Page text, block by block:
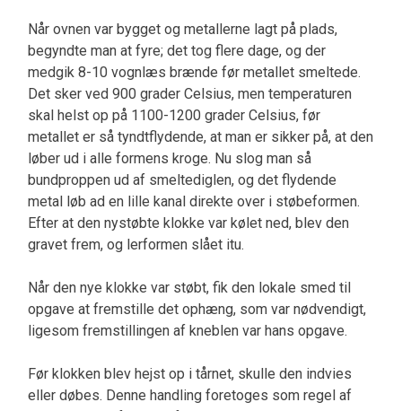
Når ovnen var bygget og metallerne lagt på plads,
begyndte man at fyre; det tog flere dage, og der
medgik 8-10 vognlæs brænde før metallet smeltede.
Det sker ved 900 grader Celsius, men temperaturen
skal helst op på 1100-1200 grader Celsius, før
metallet er så tyndtflydende, at man er sikker på, at den
løber ud i alle formens kroge. Nu slog man så
bundproppen ud af smeltediglen, og det flydende
metal løb ad en lille kanal direkte over i støbeformen.
Efter at den nystøbte klokke var kølet ned, blev den
gravet frem, og lerformen slået itu.
Når den nye klokke var støbt, fik den lokale smed til
opgave at fremstille det ophæng, som var nødvendigt,
ligesom fremstillingen af kneblen var hans opgave.
Før klokken blev hejst op i tårnet, skulle den indvies
eller døbes. Denne handling foretoges som regel af